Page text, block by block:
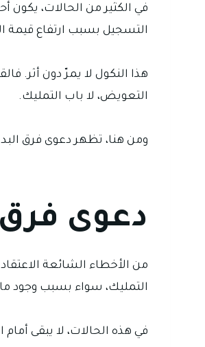
في الكثير من الحالات، يكون
التسجيل بسبب ارتفاع قيمة
هذا النكول لا يمرّ دون أثر.
التعويض، لا باب التمليك.
ومن هنا، تظهر دعوى فرق
دعوى
من الأخطاء الشائعة
التمليك، سواء بسبب وجود
في هذه الحالات، لا يبقى